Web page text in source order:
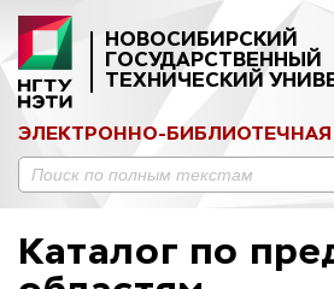
НОВОСИБИРСКИЙ
ГОСУДАРСТВЕННЫЙ
ТЕХНИЧЕСКИЙ
ЭЛЕКТРОННО-БИБЛИОТЕЧНАЯ
Каталог по